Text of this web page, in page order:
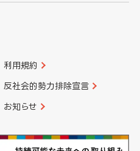
利用規約
反社会的勢力排除宣言
お知らせ